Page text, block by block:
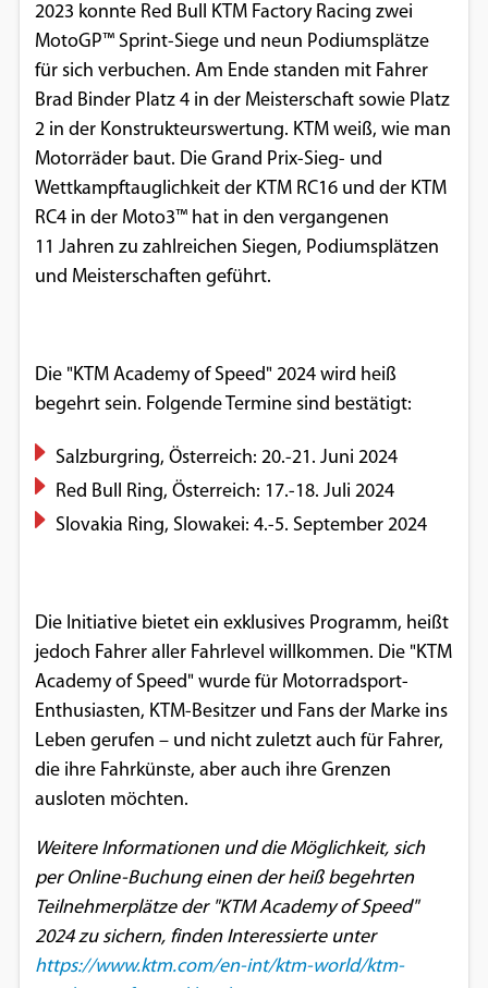
2023 konnte Red Bull KTM Factory Racing zwei
MotoGP™ Sprint-Siege und neun Podiumsplätze
für sich verbuchen. Am Ende standen mit Fahrer
Brad Binder Platz 4 in der Meisterschaft sowie Platz
2 in der Konstrukteurswertung. KTM weiß, wie man
Motorräder baut. Die Grand Prix-Sieg- und
Wettkampftauglichkeit der KTM RC16 und der KTM
RC4 in der Moto3™ hat in den vergangenen
11 Jahren zu zahlreichen Siegen, Podiumsplätzen
und Meisterschaften geführt.
Die "KTM Academy of Speed" 2024 wird heiß
begehrt sein. Folgende Termine sind bestätigt:
Salzburgring, Österreich: 20.-21. Juni 2024
Red Bull Ring, Österreich: 17.-18. Juli 2024
Slovakia Ring, Slowakei: 4.-5. September 2024
Die Initiative bietet ein exklusives Programm, heißt
jedoch Fahrer aller Fahrlevel willkommen. Die "KTM
Academy of Speed" wurde für Motorradsport-
Enthusiasten, KTM-Besitzer und Fans der Marke ins
Leben gerufen – und nicht zuletzt auch für Fahrer,
die ihre Fahrkünste, aber auch ihre Grenzen
ausloten möchten.
Weitere Informationen und die Möglichkeit, sich
per Online-Buchung einen der heiß begehrten
Teilnehmerplätze der "KTM Academy of Speed"
2024 zu sichern, finden Interessierte unter
https://www.ktm.com/en-int/ktm-world/ktm-